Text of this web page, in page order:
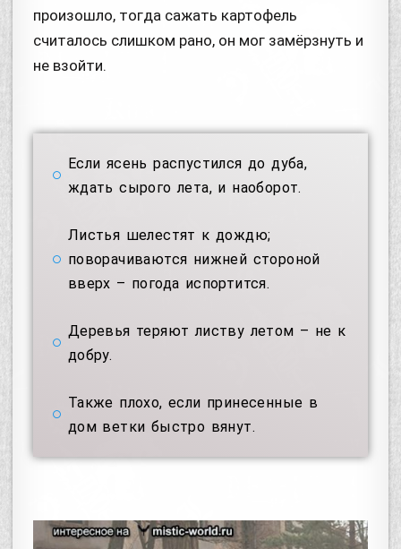
произошло, тогда сажать картофель
считалось слишком рано, он мог замёрзнуть и
не взойти.
Если ясень распустился до дуба,
ждать сырого лета, и наоборот.
Листья шелестят к дождю;
поворачиваются нижней стороной
вверх – погода испортится.
Деревья теряют листву летом – не к
добру.
Также плохо, если принесенные в
дом ветки быстро вянут.